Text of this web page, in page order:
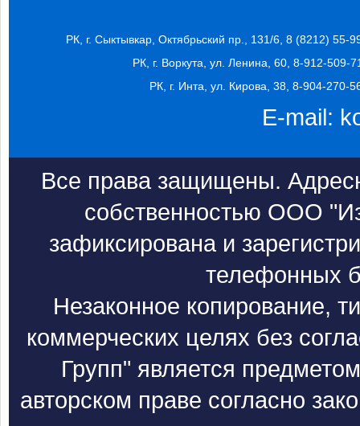
РК, г. Сыктывкар, Октябрьский пр., 131/6, 8 (8212) 55-
РК, г. Воркута, ул. Ленина, 60, 8-912-509-
РК, г. Инта, ул. Кирова, 38, 8-904-270-
E-mail:
Все права защищены.
собственностью ООО
зафиксирована и
телефонных
Незаконное копирование,
коммерческих целях без
Групп" является
авторском праве согласно